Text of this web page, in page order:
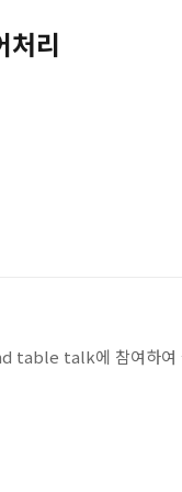
처리
table talk에 참여하여